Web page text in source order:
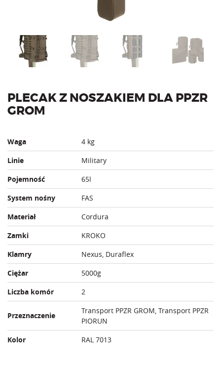
PLECAK Z NOSZAKIEM DLA PPZR
GROM
Waga
4 kg
Linie
Military
Pojemność
65l
System nośny
FAS
Materiał
Cordura
Zamki
KROKO
Klamry
Nexus, Duraflex
Ciężar
5000g
Liczba komór
2
Przeznaczenie
Transport PPZR GROM, Transport PPZR
PIORUN
Kolor
RAL 7013